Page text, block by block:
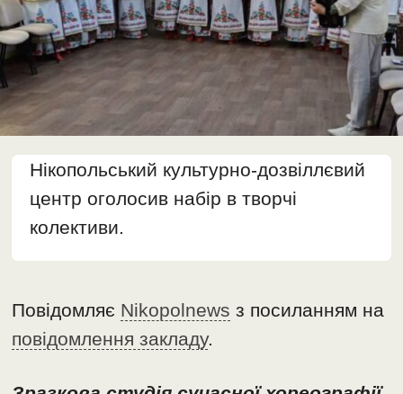
Нікопольський культурно-дозвіллєвий
центр оголосив набір в творчі
колективи.
Повідомляє Nikopolnews з посиланням на
повідомлення закладу.